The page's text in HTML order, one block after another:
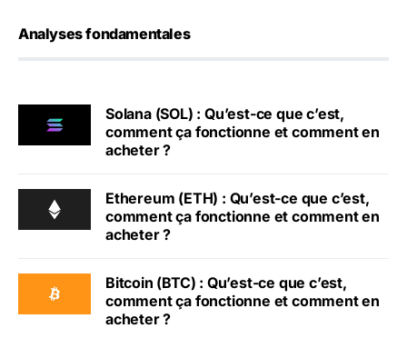
Analyses fondamentales
Solana (SOL) : Qu’est-ce que c’est,
comment ça fonctionne et comment en
acheter ?
Ethereum (ETH) : Qu’est-ce que c’est,
comment ça fonctionne et comment en
acheter ?
Bitcoin (BTC) : Qu’est-ce que c’est,
comment ça fonctionne et comment en
acheter ?